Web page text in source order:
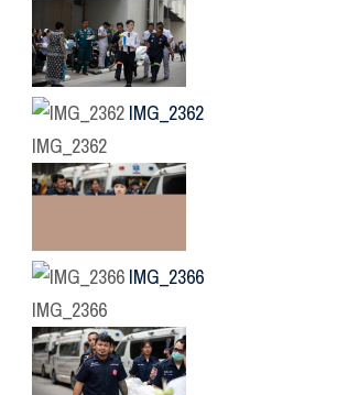
IMG_2362
IMG_2362
IMG_2366
IMG_2366